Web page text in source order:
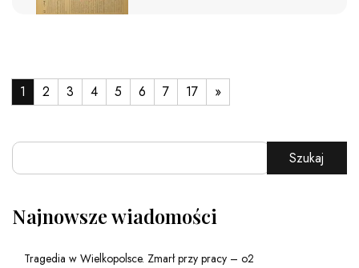
1 2 3 4 5 6 7 17 »
Szukaj
Najnowsze wiadomości
Tragedia w Wielkopolsce. Zmarł przy pracy – o2